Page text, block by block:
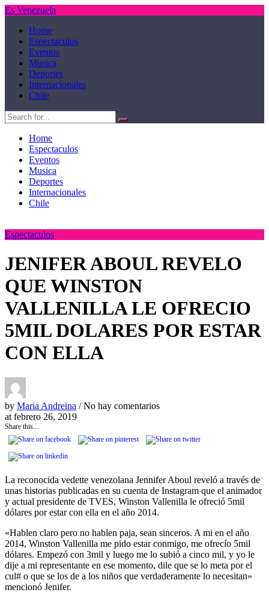
Es Venezuela
Home
Espectaculos
Eventos
Musica
Deportes
Internacionales
Chile
Home
Espectaculos
Eventos
Musica
Deportes
Internacionales
Chile
Espectaculos
JENIFER ABOUL REVELO
QUE WINSTON
VALLENILLA LE OFRECIO
5MIL DOLARES POR ESTAR
CON ELLA
by Maria Andreina / No hay comentarios
at febrero 26, 2019
Share this...
La reconocida vedette venezolana Jennifer Aboul reveló a través de
unas historias publicadas en su cuenta de Instagram que el animador
y actual presidente de TVES, Winston Vallenilla le ofreció 5mil
dólares por estar con ella en el año 2014.
«Hablen claro pero no hablen paja, sean sinceros. A mi en el año
2014, Winston Vallenilla me pido estar conmigo, me ofrecío 5mil
dólares. Empezó con 3mil y luego me lo subió a cinco mil, y yo le
dije a mi representante en ese momento, dile que se lo meta por el
cul# o que se los de a los niños que verdaderamente lo necesitan»
mencionó Jenifer.